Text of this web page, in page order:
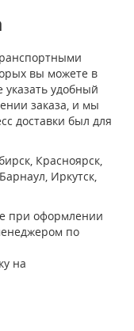
вы можете в
указать удобный
заказа, и мы
доставки был для
Красноярск,
Иркутск,
при оформлении
по
на